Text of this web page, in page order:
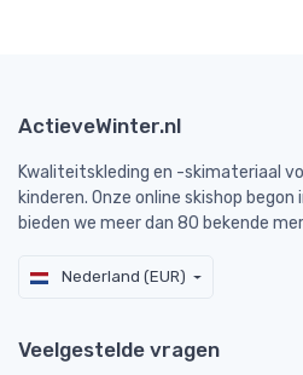
ActieveWinter.nl
Kwaliteitskleding en -skimateriaal
kinderen. Onze online skishop
bieden we meer dan 80 bekende
Nederland (EUR)
Veelgestelde vragen